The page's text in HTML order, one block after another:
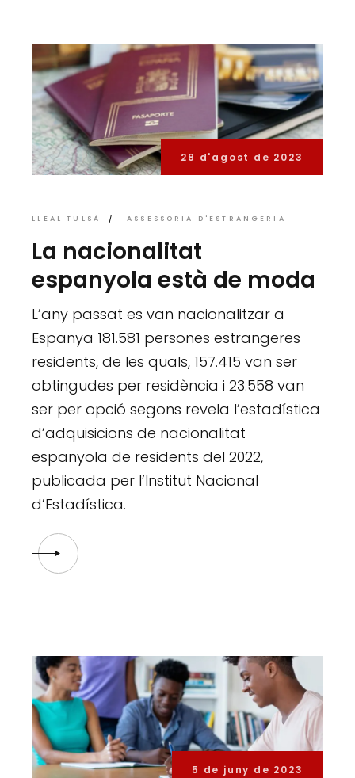
28 d'agost de 2023
LLEAL TULSÀ ASSESSORIA D'ESTRANGERIA
La nacionalitat
espanyola està de moda
L’any passat es van nacionalitzar a
Espanya 181.581 persones estrangeres
residents, de les quals, 157.415 van ser
obtingudes per residència i 23.558 van
ser per opció segons revela l’estadística
d’adquisicions de nacionalitat
espanyola de residents del 2022,
publicada per l’Institut Nacional
d’Estadística.
5 de juny de 2023